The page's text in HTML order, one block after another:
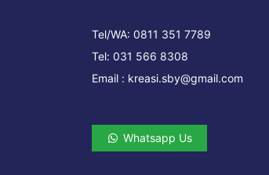
Tel/WA: 0811 351 7789
Tel: 031 566 8308
Email : kreasi.sby@gmail.com
Whatsapp Us